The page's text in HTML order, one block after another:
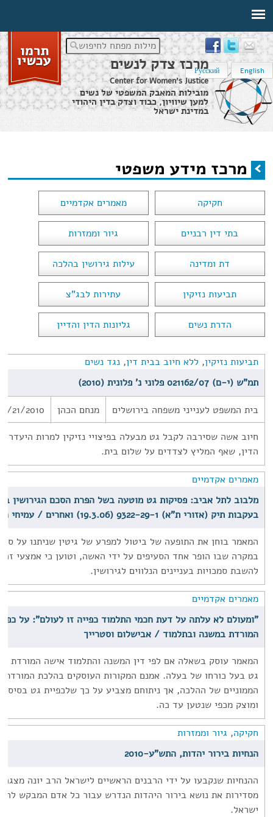
מילות מפתח לחיפוש
English
Русский
מרכז צדק לנשים
Center for Women's Justice
מובילות המאבק המשפטי של נשים
למען שיוויון, כבוד וצדק בדין היהודי
במדינת ישראל
הינך נמצא כאן
מרכז מידע משפטי
חקיקה מאמרים אקדמיים
בתי דין רבניים גיור וממזרות
דת ומדינה עילות גירושין בהלכה
תביעות נזיקין עתירות לבג"צ
הדרת נשים גליונות הדין והדיין
תביעות נזיקין, ללא חיוב בבית דין,נגד נשים
תמ"ש (י-ם) 021162/07 פלוני נ' פלונית (2010)
בית המשפט לענייני משפחה בירושלים מנחם הכהן
21/2010
חיוב אשה שסירבה לקבל גט מבעלה בפיצויי נזיקין למרות היעדר
הדין, שאף המליץ לצדדים על שלום בית.
מאמרים אקדמיים
מלבוב לתל אביב: פסיקות גט מוטעה בשל הפרת הסכם הגירושין
בעקבות תיק (אזורי ת"א) 9322-29-1 (19.3.06) ואחרים / עמיחי רדזינר
המאמר בוחן את התופעה של ביטול למפרע של גיטין שניתנו על
במקרה שבו הופר אחד הסעיפים על ידי האשה, וטוען כי אמצעי
להשבת סמכויות בעניינים הנלווים לגירושין.
מאמרים אקדמיים
"ומעולם לא עלתה על דעת חכמי התלמוד כפייה זו לעולם": על
המורדת במשנה ובתלמוד / אבישלום וסטרייך
המאמר עוסק בשאלה אם לפי דין המשנה והתלמוד אישה המורדת
גט בעל כורחו של בעלה. אמנם המקורות העוסקים בהלכת המורדת
הממוניים של ההלכה, אך ניתוחם מצביע על כך שלכפיית גט בסיס
ומוצק מכפי שנטען עד כה.
חקיקה, גיור וממזרות
הנחיות בירור יהדות, התש"ע-2010
ההנחיות שנקבעו על ידי הרבנים הראשיים לישראל הרב יונה
מסדירות את נושא בירור היהדות הנדרש עבור כל אדם המבקש
ישראל.